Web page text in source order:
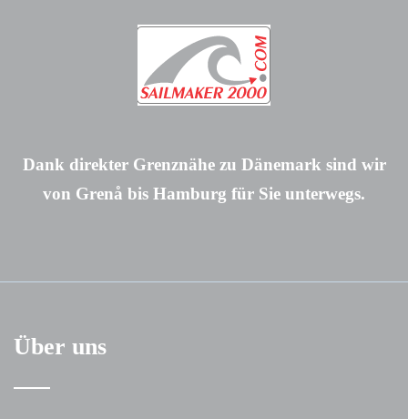
Dank direkter Grenznähe zu Dänemark sind wir
von Grenå bis Hamburg für Sie unterwegs.
Über uns